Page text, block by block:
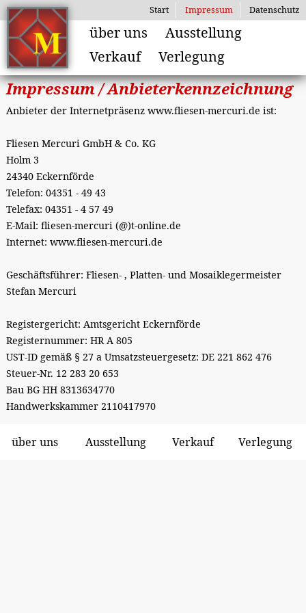
Start Impressum Datenschutz
über uns
Ausstellung
Verkauf
Verlegung
Impressum / Anbieterkennzeichnung
Anbieter der Internetpräsenz www.fliesen-mercuri.de ist:
Fliesen Mercuri GmbH & Co. KG
Holm 3
24340 Eckernförde
Telefon: 04351 - 49 43
Telefax: 04351 - 4 57 49
E-Mail: fliesen-mercuri (@)t-online.de
Internet: www.fliesen-mercuri.de
Geschäftsführer: Fliesen- , Platten- und Mosaiklegermeister
Stefan Mercuri
Registergericht: Amtsgericht Eckernförde
Registernummer: HR A 805
UST-ID gemäß § 27 a Umsatzsteuergesetz: DE 221 862 476
Steuer-Nr. 12 283 20 653
Bau BG HH 8313634770
Handwerkskammer 2110417970
über uns Ausstellung Verkauf Verlegung